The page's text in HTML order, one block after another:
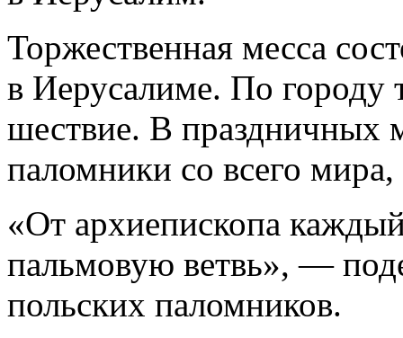
Торжественная месса
в Иерусалиме. По городу
шествие. В праздничных
паломники со всего
«От архиепископа
пальмовую ветвь», —
польских паломников.